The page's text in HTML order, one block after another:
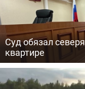
Суд обязал
квартире